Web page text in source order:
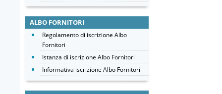
ALBO FORNITORI
Regolamento di iscrizione Albo
Fornitori
Istanza di iscrizione Albo Fornitori
Informativa iscrizione Albo Fornitori